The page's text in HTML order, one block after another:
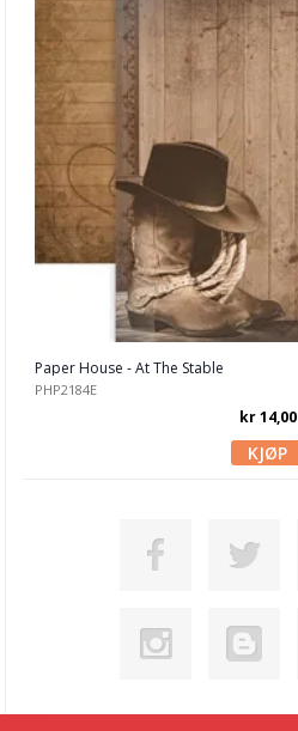
Reminisce
Reprint
ScrapBoys
Simple Stories
Stamperia
Studio Light
Kartong 12x12 inch
Motiv til kortlaging
Blekk, maling & tusj
Tags, papirposer & dekorering
Paper House - At The Stable
PHP2184E
kr 14,00